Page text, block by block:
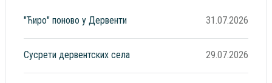
"Ћиро" поново у Дервенти 31.07.2026
Сусрети дервентских села 29.07.2026